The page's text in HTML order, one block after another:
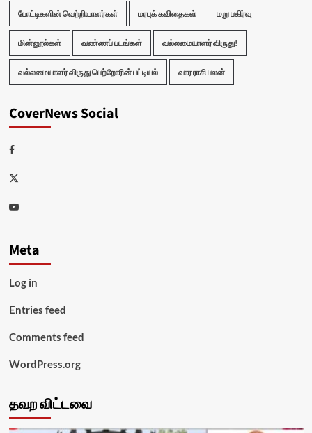
போட்டிகளின் வெற்றியாளர்கள் மரபுக் கவிதைகள் மறு பகிர்வு
மின்னூல்கள் வண்ணப் படங்கள் வல்லமையாளர் விருது!
வல்லமையாளர் விருது பெற்றோரின் பட்டியல் வார ராசி பலன்
CoverNews Social
Facebook
Twitter
Youtube
Meta
Log in
Entries feed
Comments feed
WordPress.org
தவற விட்டவை